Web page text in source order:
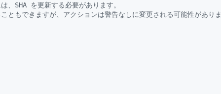
、SHA を更新する必要があります。
ともできますが、アクションは警告なしに変更される可能性がありま